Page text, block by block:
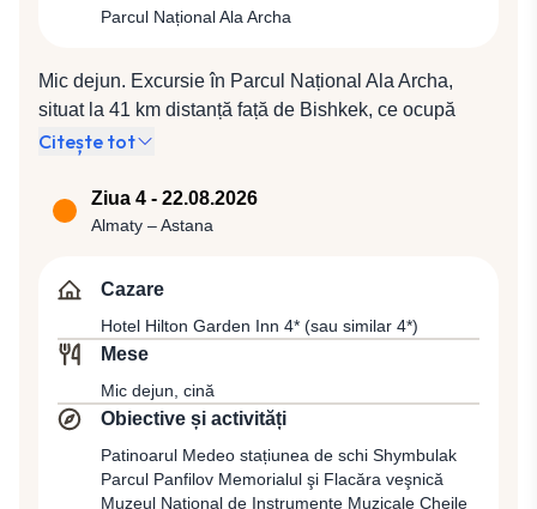
Tinerilor. Cină la un restaurant local şi cazare la Hotel
Parcul Național Ala Archa
Mic dejun. Excursie în Parcul Național Ala Archa,
situat la 41 km distanță față de Bishkek, ce ocupă
aproximativ 20 de hectare și care include toate zonele
nume. Frumusețea peisajului și bogăția florei și faunei
fac ca parcul să fie o destinație de vacanță pentru
de frontieră cu Republica Kazakhstan, situată în
noul şi unde semnele civilizaţiei occidentale se
îmbină armonios cu vechile tradiţii. Vom continua
călătoria spre Almaty, cunoscut şi sub denumirea
Alma-Ata, cel mai mare oraş din Kazakhstan, fosta
capitală a ţării între anii 1929 - 1998. În ciuda faptului
că a pierdut statutul de capitală în favoarea oraşului
Citește tot
Ziua 4 - 22.08.2026
Almaty – Astana
Cazare
Hotel Hilton Garden Inn 4* (sau similar 4*)
Mese
Mic dejun, cină
Obiective și activități
Patinoarul Medeo stațiunea de schi Shymbulak
Parcul Panfilov Memorialul şi Flacăra veşnică
Muzeul Naţional de Instrumente Muzicale Cheile